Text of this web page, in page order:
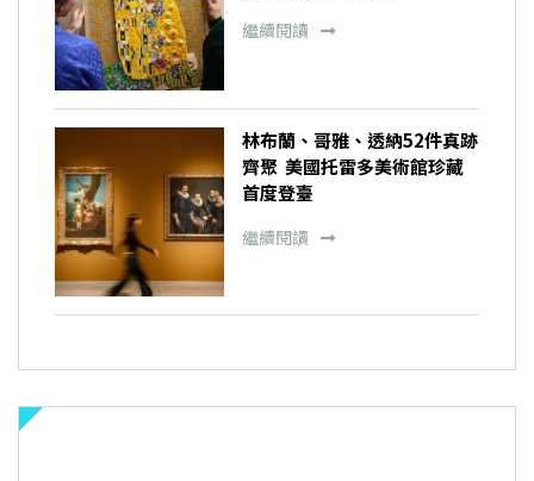
繼續閱讀
林布蘭、哥雅、透納52件真跡
齊聚 美國托雷多美術館珍藏
首度登臺
繼續閱讀